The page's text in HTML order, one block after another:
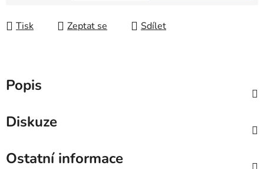
Tisk Zeptat se Sdílet
Popis
Diskuze
Ostatní informace